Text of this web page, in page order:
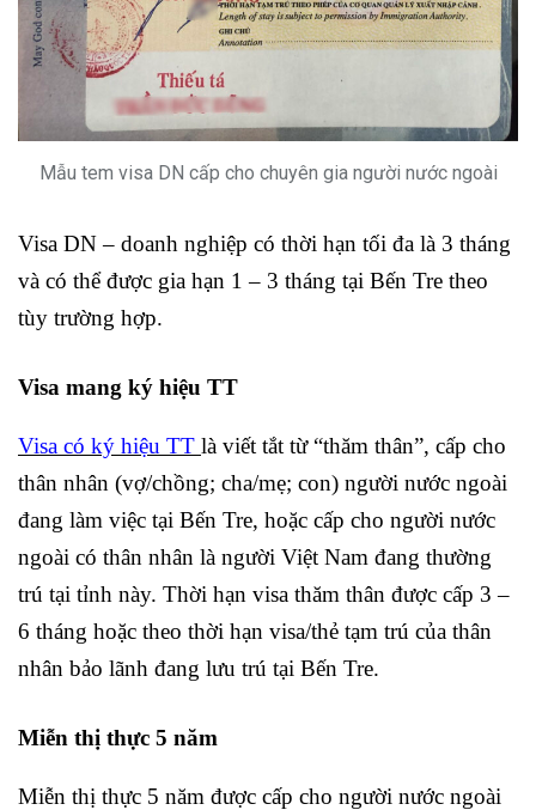
Mẫu tem visa DN cấp cho chuyên gia người nước ngoài
Visa DN – doanh nghiệp có thời hạn tối đa là 3 tháng
và có thể được gia hạn 1 – 3 tháng tại Bến Tre theo
tùy trường hợp.
Visa mang ký hiệu TT
Visa có ký hiệu TT là viết tắt từ “thăm thân”, cấp cho
thân nhân (vợ/chồng; cha/mẹ; con) người nước ngoài
đang làm việc tại Bến Tre, hoặc cấp cho người nước
ngoài có thân nhân là người Việt Nam đang thường
trú tại tỉnh này. Thời hạn visa thăm thân được cấp 3 –
6 tháng hoặc theo thời hạn visa/thẻ tạm trú của thân
nhân bảo lãnh đang lưu trú tại Bến Tre.
Miễn thị thực 5 năm
Miễn thị thực 5 năm được cấp cho người nước ngoài